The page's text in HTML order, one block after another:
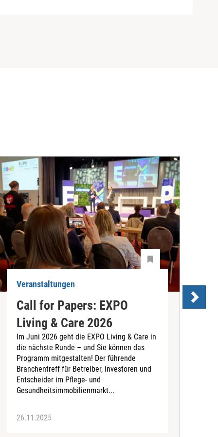
Veranstaltungen
Call for Papers: EXPO
Living & Care 2026
Im Juni 2026 geht die EXPO Living & Care in
die nächste Runde – und Sie können das
Programm mitgestalten! Der führende
Branchentreff für Betreiber, Investoren und
Entscheider im Pflege- und
Gesundheitsimmobilienmarkt...
26.11.2025